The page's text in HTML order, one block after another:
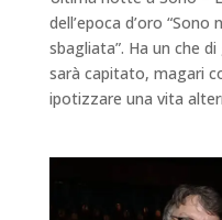
dell’epoca d’oro
sbagliata”. Ha un che
sarà capitato, magari
ipotizzare una vita